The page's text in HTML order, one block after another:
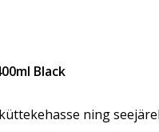
Black
ning